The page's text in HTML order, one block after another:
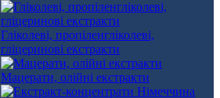
Гліколеві, пропіленгліколеві,
гліцеринові екстракти
Мацерати, олійні екстракти